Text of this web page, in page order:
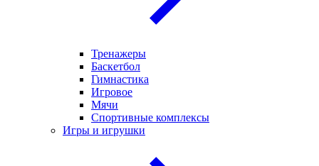
Тренажеры
Баскетбол
Гимнастика
Игровое
Мячи
Спортивные комплексы
Игры и игрушки